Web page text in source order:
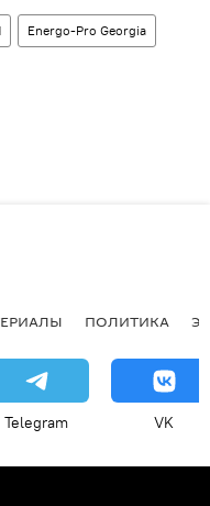
Energo-Pro Georgia
ПОЛИТИКА
Telegram VK